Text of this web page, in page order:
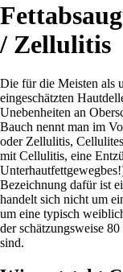
/ Zellulitis
Die für die Meisten als
eingeschätzten
Unebenheiten an
Bauch nennt man im
oder Zellulitis,
mit Cellulitis, eine
Bezeichnung dafür ist
handelt sich nicht um
um eine typisch
der schätzungsweise
sind.